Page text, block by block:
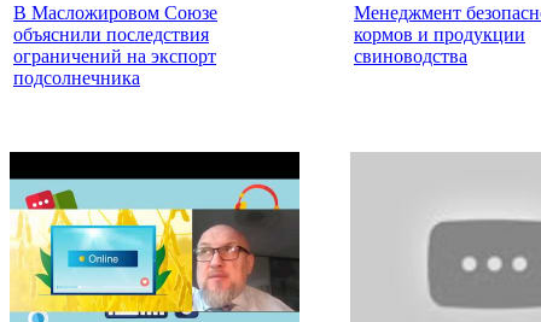
В Масложировом Союзе
объяснили последствия
ограничений на экспорт
подсолнечника
Менеджмент
кормов и продукции
свиноводства